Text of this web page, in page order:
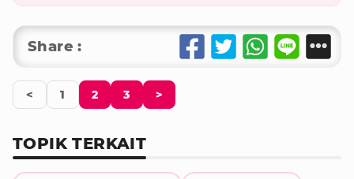
Share :
< 1 2 3 >
TOPIK TERKAIT